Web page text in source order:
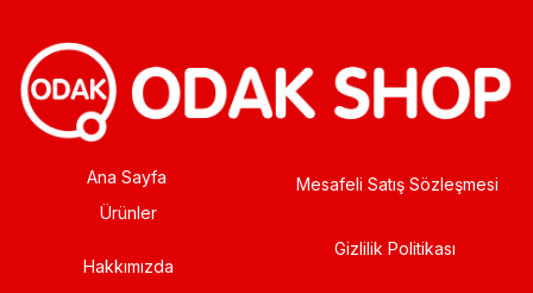
Ana Sayfa
Ürünler
Hakkımızda
Mesafeli Satış Sözleşmesi
Gizlilik Politikası